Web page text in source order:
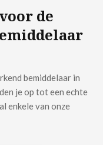
de
bemiddelaar in
je op tot een echte
enkele van onze